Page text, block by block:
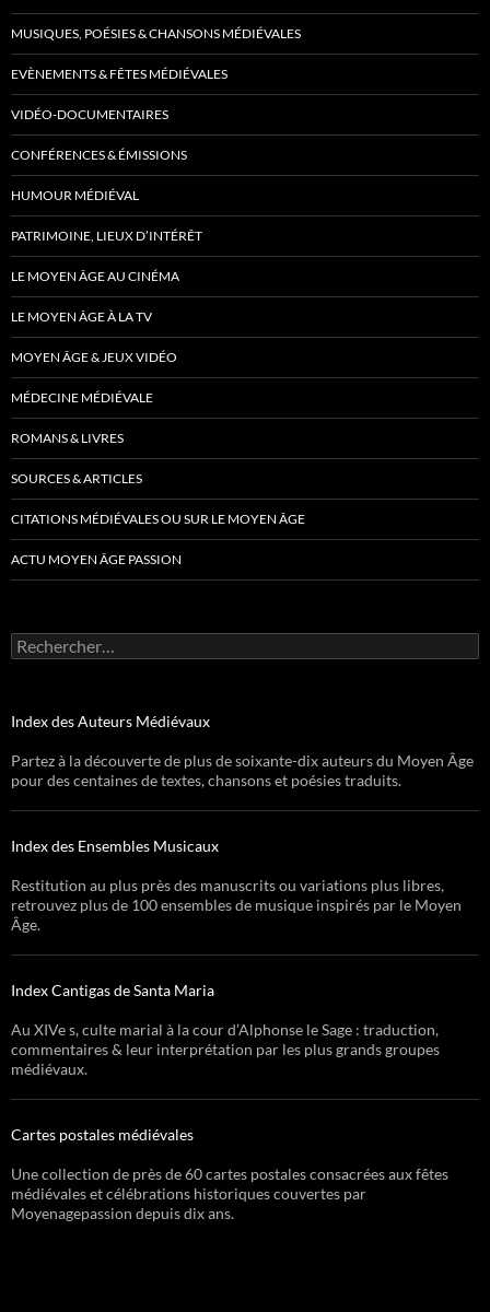
MUSIQUES, POÉSIES & CHANSONS MÉDIÉVALES
EVÈNEMENTS & FÊTES MÉDIÉVALES
VIDÉO-DOCUMENTAIRES
CONFÉRENCES & ÉMISSIONS
HUMOUR MÉDIÉVAL
PATRIMOINE, LIEUX D’INTÉRÊT
LE MOYEN ÂGE AU CINÉMA
LE MOYEN ÂGE À LA TV
MOYEN ÂGE & JEUX VIDÉO
MÉDECINE MÉDIÉVALE
ROMANS & LIVRES
SOURCES & ARTICLES
CITATIONS MÉDIÉVALES OU SUR LE MOYEN ÂGE
ACTU MOYEN ÂGE PASSION
Rechercher :
Index des Auteurs Médiévaux
Partez à la découverte de plus de soixante-dix auteurs du Moyen Âge
pour des centaines de textes, chansons et poésies traduits.
Index des Ensembles Musicaux
Restitution au plus près des manuscrits ou variations plus libres,
retrouvez plus de 100 ensembles de musique inspirés par le Moyen
Âge.
Index Cantigas de Santa Maria
Au XIVe s, culte marial à la cour d’Alphonse le Sage : traduction,
commentaires & leur interprétation par les plus grands groupes
médiévaux.
Cartes postales médiévales
Une collection de près de 60 cartes postales consacrées aux fêtes
médiévales et célébrations historiques couvertes par
Moyenagepassion depuis dix ans.